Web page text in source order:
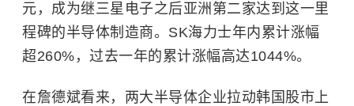
元，成为继三星电子之后亚洲第二家达到这一里
程碑的半导体制造商。SK海力士年内累计涨幅
超260%，过去一年的累计涨幅高达1044%。
在詹德斌看来，两大半导体企业拉动韩国股市上